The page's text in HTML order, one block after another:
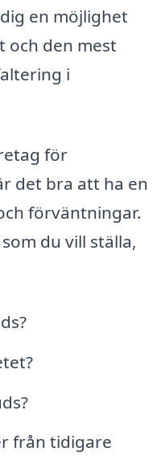
en möjlighet
och den mest
i
för
det bra att ha en
förväntningar.
du vill ställa,
från tidigare